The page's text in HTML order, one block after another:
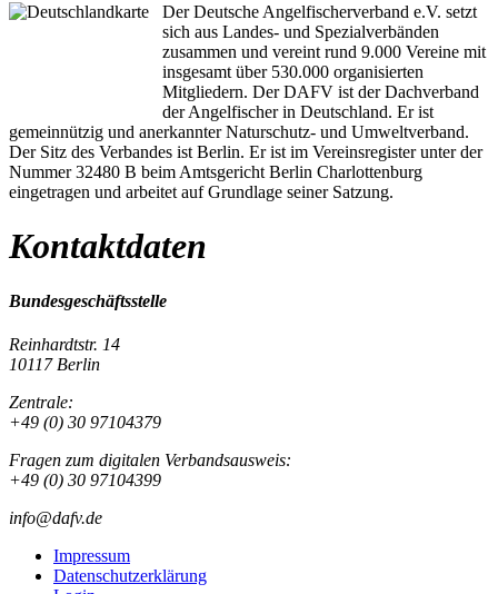
Der Deutsche Angelfischerverband e.V. setzt
sich aus Landes- und Spezialverbänden
zusammen und vereint rund 9.000 Vereine mit
insgesamt über 530.000 organisierten
Mitgliedern. Der DAFV ist der Dachverband
der Angelfischer in Deutschland. Er ist
gemeinnützig und anerkannter Naturschutz- und Umweltverband.
Der Sitz des Verbandes ist Berlin. Er ist im Vereinsregister unter der
Nummer 32480 B beim Amtsgericht Berlin Charlottenburg
eingetragen und arbeitet auf Grundlage seiner Satzung.
Kontaktdaten
Bundesgeschäftsstelle
Reinhardtstr. 14
10117 Berlin
Zentrale:
+49 (0) 30 97104379
Fragen zum digitalen Verbandsausweis:
+49 (0) 30 97104399
info@dafv.de
Impressum
Datenschutzerklärung